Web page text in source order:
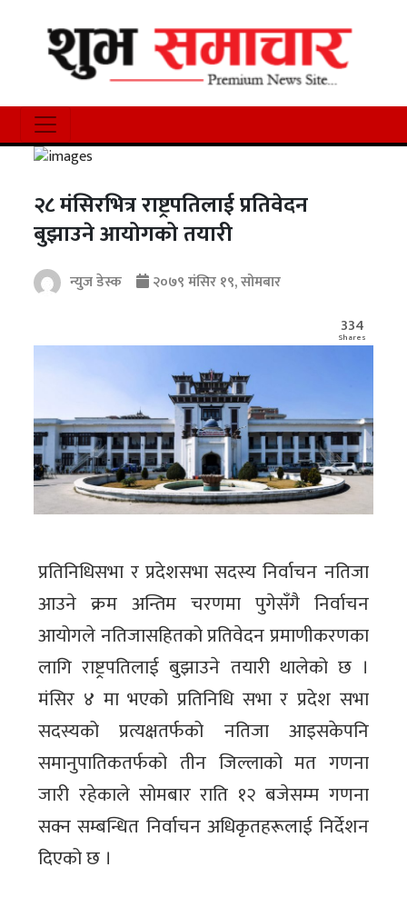
२८ मंसिरभित्र राष्ट्रपतिलाई प्रतिवेदन
बुझाउने आयोगको तयारी
न्युज डेस्क
२०७९ मंसिर १९, सोमबार
334
Shares
प्रतिनिधिसभा र प्रदेशसभा सदस्य निर्वाचन नतिजा
आउने क्रम अन्तिम चरणमा पुगेसँगै निर्वाचन
आयोगले नतिजासहितको प्रतिवेदन प्रमाणीकरणका
लागि राष्ट्रपतिलाई बुझाउने तयारी थालेको छ ।
मंसिर ४ मा भएको प्रतिनिधि सभा र प्रदेश सभा
सदस्यको प्रत्यक्षतर्फको नतिजा आइसकेपनि
समानुपातिकतर्फको तीन जिल्लाको मत गणना
जारी रहेकाले सोमबार राति १२ बजेसम्म गणना
सक्न सम्बन्धित निर्वाचन अधिकृतहरूलाई निर्देशन
दिएको छ ।